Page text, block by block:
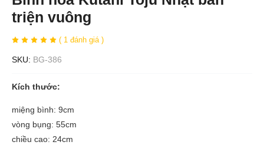
triện vuông
( 1 đánh giá )
SKU: BG-386
Kích thước:
miệng bình: 9cm
vòng bụng: 55cm
chiều cao: 24cm